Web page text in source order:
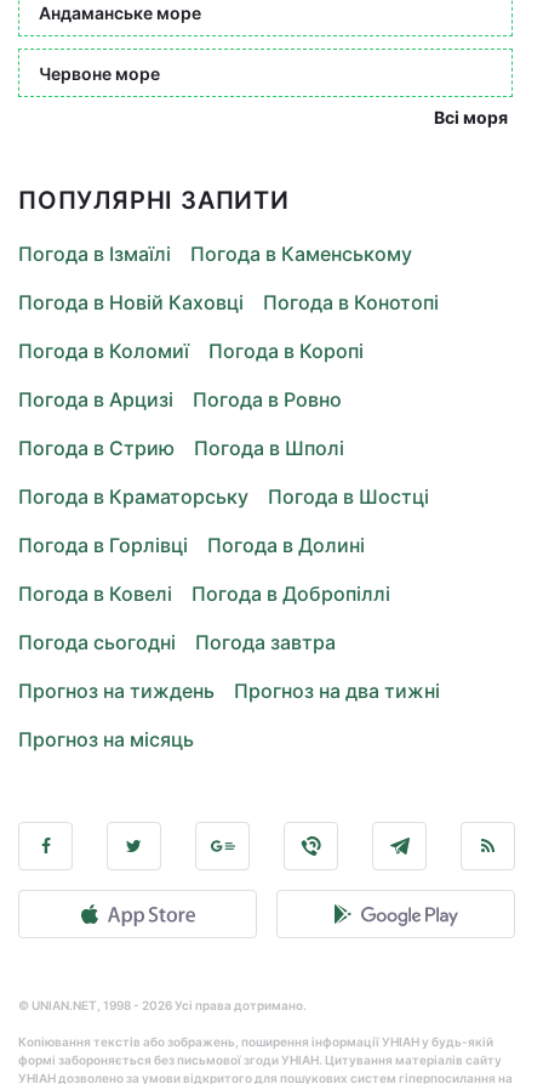
Андаманське море
Червоне море
Всі моря
ПОПУЛЯРНІ ЗАПИТИ
Погода в Ізмаїлі
Погода в Каменському
Погода в Новій Каховці
Погода в Конотопі
Погода в Коломиї
Погода в Коропі
Погода в Арцизі
Погода в Ровно
Погода в Стрию
Погода в Шполі
Погода в Краматорську
Погода в Шостці
Погода в Горлівці
Погода в Долині
Погода в Ковелі
Погода в Добропіллі
Погода сьогодні
Погода завтра
Прогноз на тиждень
Прогноз на два тижні
Прогноз на місяць
© UNIAN.NET, 1998 - 2026 Усі права дотримано.
Копіювання текстів або зображень, поширення інформації УНІАН у будь-якій
формі забороняється без письмової згоди УНІАН. Цитування матеріалів сайту
УНІАН дозволено за умови відкритого для пошукових систем гіперпосилання на